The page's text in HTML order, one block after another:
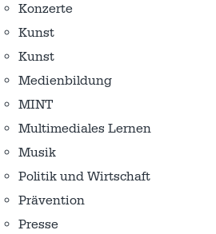
Konzerte
Kunst
Kunst
Medienbildung
MINT
Multimediales Lernen
Musik
Politik und Wirtschaft
Prävention
Presse